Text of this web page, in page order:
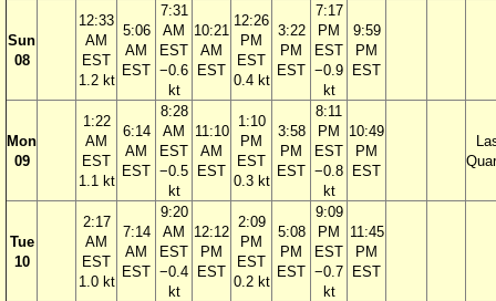
Sun
08
12:33
AM
EST
1.2 kt
5:06
AM
EST
7:31
AM
EST
−0.6
kt
10:21
AM
EST
12:26
PM
EST
0.4 kt
3:22
PM
EST
7:17
PM
EST
−0.9
kt
9:59
PM
EST
Mon
09
1:22
AM
EST
1.1 kt
6:14
AM
EST
8:28
AM
EST
−0.5
kt
11:10
AM
EST
1:10
PM
EST
0.3 kt
3:58
PM
EST
8:11
PM
EST
−0.8
kt
10:49
PM
EST
Tue
10
2:17
AM
EST
1.0 kt
7:14
AM
EST
9:20
AM
EST
−0.4
kt
12:12
PM
EST
2:09
PM
EST
0.2 kt
5:08
PM
EST
9:09
PM
EST
−0.7
kt
11:45
PM
EST